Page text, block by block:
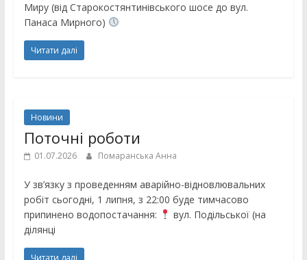
Миру (від Старокостянтинівського шосе до вул.
Панаса Мирного)
Читати далі
Новини
Поточні роботи
01.07.2026 Помаранська Анна
У зв’язку з проведенням аварійно-відновлювальних
робіт сьогодні, 1 липня, з 22:00 буде тимчасово
припинено водопостачання:
вул. Подільської (на
ділянці
Читати далі